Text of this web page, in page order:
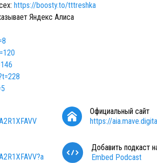
https://boosty.to/tttreshka
Яндекс Алиса
Официальный сайт
https://
Добавить подкаст
Embed Podcast